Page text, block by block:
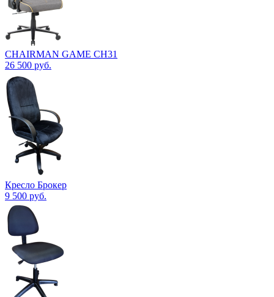
CHAIRMAN GAME CH31
26 500 руб.
Кресло Брокер
9 500 руб.